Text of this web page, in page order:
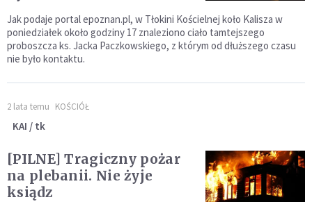
Jak podaje portal epoznan.pl, w Tłokini Kościelnej koło Kalisza w
poniedziałek około godziny 17 znaleziono ciało tamtejszego
proboszcza ks. Jacka Paczkowskiego, z którym od dłuższego czasu
nie było kontaktu.
2 lata temu KOŚCIÓŁ
KAI / tk
[PILNE] Tragiczny pożar
na plebanii. Nie żyje
ksiądz